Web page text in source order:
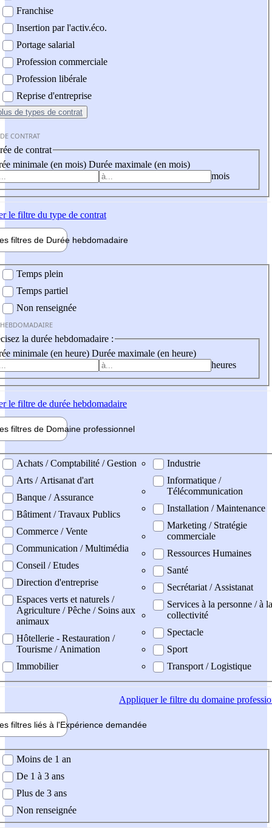
Franchise
Insertion par l'activ.éco.
Portage salarial
Profession commerciale
Profession libérale
Reprise d'entreprise
de types de contrat
CONTRAT
de contrat
minimale (en mois) Durée maximale (en mois)
mois
le filtre du type de contrat
filtres de Durée hebdomadaire
Temps plein
Temps partiel
Non renseignée
la durée hebdomadaire :
minimale (en heure) Durée maximale (en heure)
heures
le filtre de durée hebdomadaire
filtres de Domaine professionnel
professionel
Achats / Comptabilité / Gestion
Arts / Artisanat d'art
Banque / Assurance
Bâtiment / Travaux Publics
Commerce / Vente
Communication / Multimédia
Conseil / Etudes
Direction d'entreprise
Espaces verts et naturels /
Agriculture / Pêche / Soins aux
animaux
Hôtellerie - Restauration /
Tourisme / Animation
Immobilier
Industrie
Informatique /
Télécommunication
Installation / Maintenance
Marketing / Stratégie
commerciale
Ressources Humaines
Santé
Secrétariat / Assistanat
Services à la personne / à la
collectivité
Spectacle
Sport
Transport / Logistique
Appliquerle filtre du domaine
filtres liés à l'Expérience demandée
demandée
Moins de 1 an
De 1 à 3 ans
Plus de 3 ans
Non renseignée